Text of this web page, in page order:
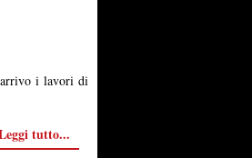
arrivo i lavori di
tutto...